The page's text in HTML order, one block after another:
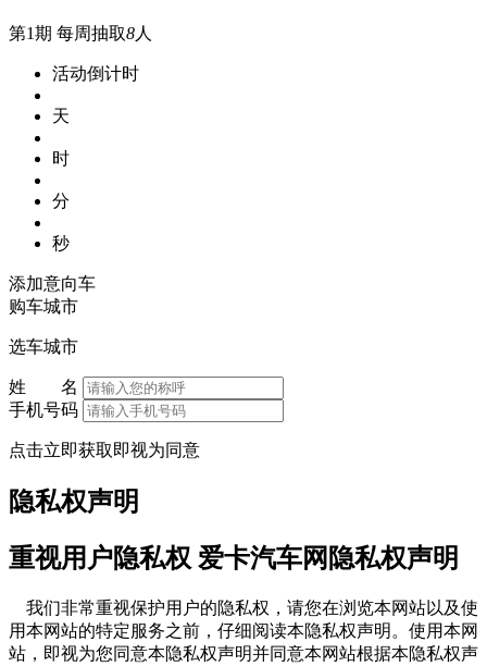
第1期 每周抽取8人
活动倒计时
天
时
分
秒
添加意向车
购车城市
选车城市
姓 名
手机号码
点击立即获取即视为同意
隐私权声明
重视用户隐私权 爱卡汽车网隐私权声明
我们非常重视保护用户的隐私权，请您在浏览本网站以及使
用本网站的特定服务之前，仔细阅读本隐私权声明。使用本网
站，即视为您同意本隐私权声明并同意本网站根据本隐私权声